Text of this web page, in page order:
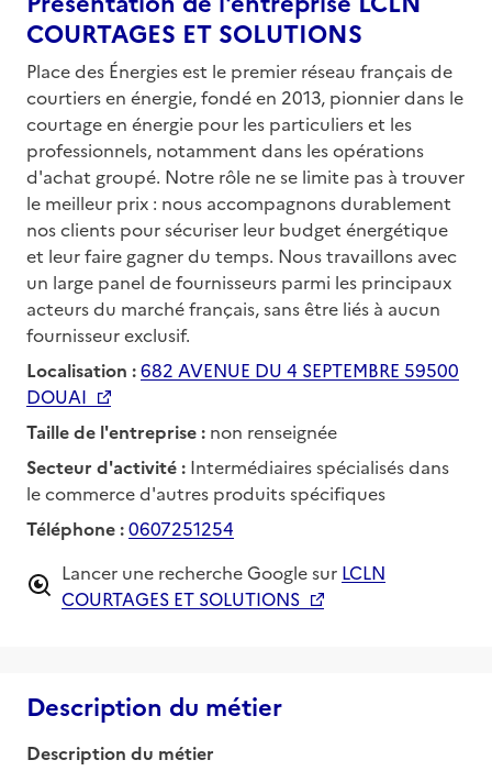
COURTAGES ET SOLUTIONS
Place des Énergies est le premier réseau français de
courtiers en énergie, fondé en 2013, pionnier dans le
courtage en énergie pour les particuliers et les
professionnels, notamment dans les opérations
d'achat groupé. Notre rôle ne se limite pas à trouver
le meilleur prix : nous accompagnons durablement
nos clients pour sécuriser leur budget énergétique
et leur faire gagner du temps. Nous travaillons avec
un large panel de fournisseurs parmi les principaux
acteurs du marché français, sans être liés à aucun
fournisseur exclusif.
Localisation :682 AVENUE DU 4 SEPTEMBRE 59500
DOUAI
Taille de l'entreprise : non renseignée
Secteur d'activité : Intermédiaires spécialisés dans
le commerce d'autres produits spécifiques
Téléphone :0607251254
Lancer une recherche Google sur LCLN
COURTAGES ET SOLUTIONS
Description du métier
Description du métier